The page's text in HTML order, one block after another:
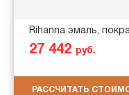
Rihanna эмаль,
27 442 руб.
РАССЧИТАТЬ